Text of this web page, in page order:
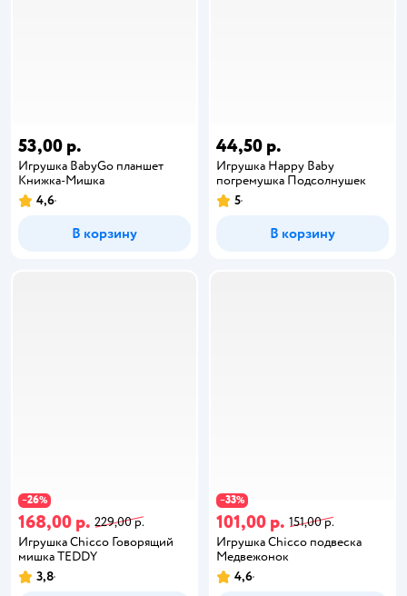
53,00 р.
Игрушка BabyGo планшет
Книжка-Мишка
4,6
В корзину
44,50 р.
Игрушка Happy Baby
погремушка Подсолнушек
5
В корзину
−26%
168,00 р. 229,00 р.
Игрушка Chicco Говорящий
мишка TEDDY
3,8
−33%
101,00 р. 151,00 р.
Игрушка Chicco подвеска
Медвежонок
4,6